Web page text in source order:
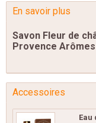
En savoir plus
Savon Fleur de
Provence Arômes
Accessoires
Eau